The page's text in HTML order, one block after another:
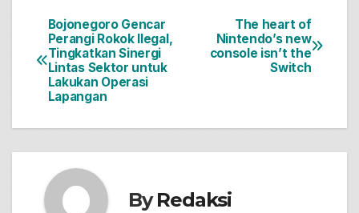
Navigasi
pos
The heart of
Nintendo’s new
console isn’t the
Switch
Bojonegoro Gencar
Perangi Rokok Ilegal,
Tingkatkan Sinergi
Lintas Sektor untuk
Lakukan Operasi
Lapangan
ByRedaksi